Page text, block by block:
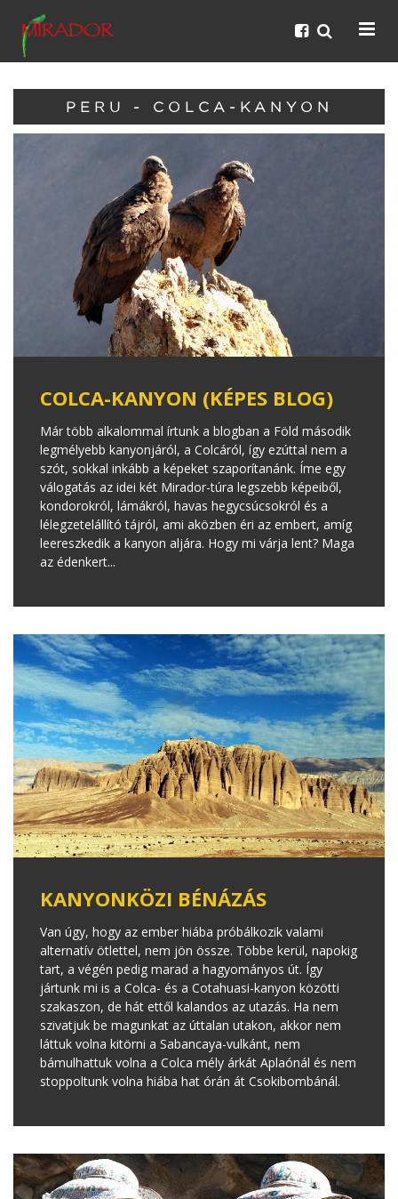
PERU - COLCA-KANYON
COLCA-KANYON (KÉPES BLOG)
Már több alkalommal írtunk a blogban a Föld második
legmélyebb kanyonjáról, a Colcáról, így ezúttal nem a
szót, sokkal inkább a képeket szaporítanánk. Íme egy
válogatás az idei két Mirador-túra legszebb képeiből,
kondorokról, lámákról, havas hegycsúcsokról és a
lélegzetelállító tájról, ami aközben éri az embert, amíg
leereszkedik a kanyon aljára. Hogy mi várja lent? Maga
az édenkert...
KANYONKÖZI BÉNÁZÁS
Van úgy, hogy az ember hiába próbálkozik valami
alternatív ötlettel, nem jön össze. Többe kerül, napokig
tart, a végén pedig marad a hagyományos út. Így
jártunk mi is a Colca- és a Cotahuasi-kanyon közötti
szakaszon, de hát ettől kalandos az utazás. Ha nem
szivatjuk be magunkat az úttalan utakon, akkor nem
láttuk volna kitörni a Sabancaya-vulkánt, nem
bámulhattuk volna a Colca mély árkát Aplaónál és nem
stoppoltunk volna hiába hat órán át Csokibombánál.